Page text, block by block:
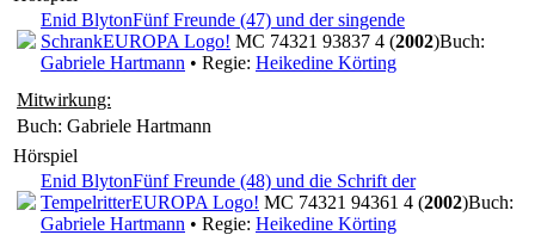
Enid BlytonFünf Freunde (47) und der singende
SchrankEUROPA Logo! MC 74321 93837 4 (2002)Buch:
Gabriele Hartmann • Regie: Heikedine Körting
Mitwirkung:
Buch: Gabriele Hartmann
Hörspiel
Enid BlytonFünf Freunde (48) und die Schrift der
TempelritterEUROPA Logo! MC 74321 94361 4 (2002)Buch:
Gabriele Hartmann • Regie: Heikedine Körting